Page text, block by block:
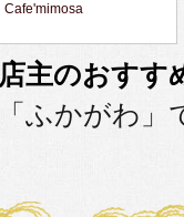
Cafe'mimosa
店主のおすす
「ふかがわ